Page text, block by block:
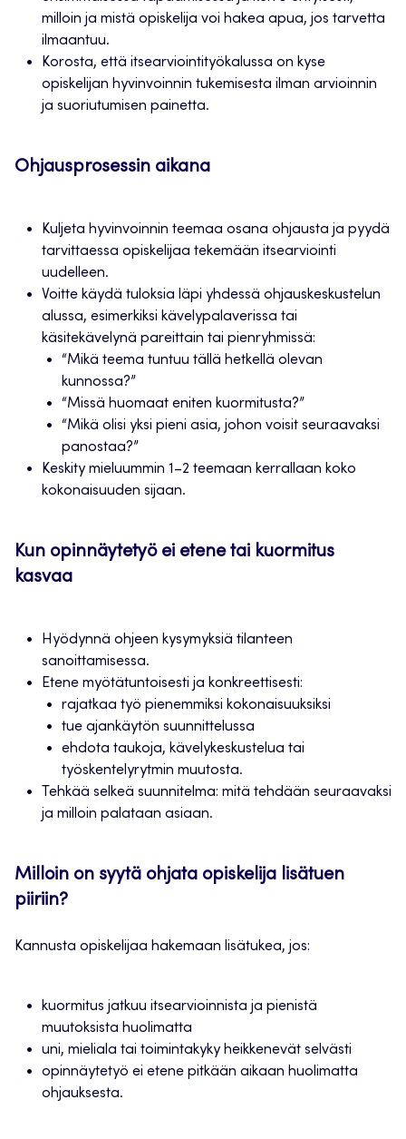
milloin ja mistä opiskelija voi hakea apua, jos tarvetta
ilmaantuu.
Korosta, että itsearviointityökalussa on kyse
opiskelijan hyvinvoinnin tukemisesta ilman arvioinnin
ja suoriutumisen painetta.
Ohjausprosessin aikana
Kuljeta hyvinvoinnin teemaa osana ohjausta ja pyydä
tarvittaessa opiskelijaa tekemään itsearviointi
uudelleen.
Voitte käydä tuloksia läpi yhdessä ohjauskeskustelun
alussa, esimerkiksi kävelypalaverissa tai
käsitekävelynä pareittain tai pienryhmissä:
“Mikä teema tuntuu tällä hetkellä olevan
kunnossa?”
“Missä huomaat eniten kuormitusta?”
“Mikä olisi yksi pieni asia, johon voisit seuraavaksi
panostaa?”
Keskity mieluummin 1–2 teemaan kerrallaan koko
kokonaisuuden sijaan.
Kun opinnäytetyö ei etene tai kuormitus
kasvaa
Hyödynnä ohjeen kysymyksiä tilanteen
sanoittamisessa.
Etene myötätuntoisesti ja konkreettisesti:
rajatkaa työ pienemmiksi kokonaisuuksiksi
tue ajankäytön suunnittelussa
ehdota taukoja, kävelykeskustelua tai
työskentelyrytmin muutosta.
Tehkää selkeä suunnitelma: mitä tehdään seuraavaksi
ja milloin palataan asiaan.
Milloin on syytä ohjata opiskelija lisätuen
piiriin?
Kannusta opiskelijaa hakemaan lisätukea, jos:
kuormitus jatkuu itsearvioinnista ja pienistä
muutoksista huolimatta
uni, mieliala tai toimintakyky heikkenevät selvästi
opinnäytetyö ei etene pitkään aikaan huolimatta
ohjauksesta.